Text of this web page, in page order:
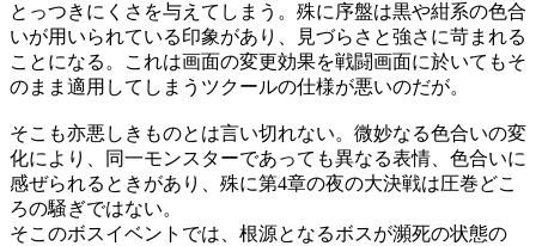
とっつきにくさを与えてしまう。殊に序盤は黒や紺系の色合
いが用いられている印象があり、見づらさと強さに苛まれる
ことになる。これは画面の変更効果を戦闘画面に於いてもそ
のまま適用してしまうツクールの仕様が悪いのだが。
そこも亦悪しきものとは言い切れない。微妙なる色合いの変
化により、同一モンスターであっても異なる表情、色合いに
感ぜられるときがあり、殊に第4章の夜の大決戦は圧巻どこ
ろの騒ぎではない。
そこのボスイベントでは、根源となるボスが瀕死の状態の